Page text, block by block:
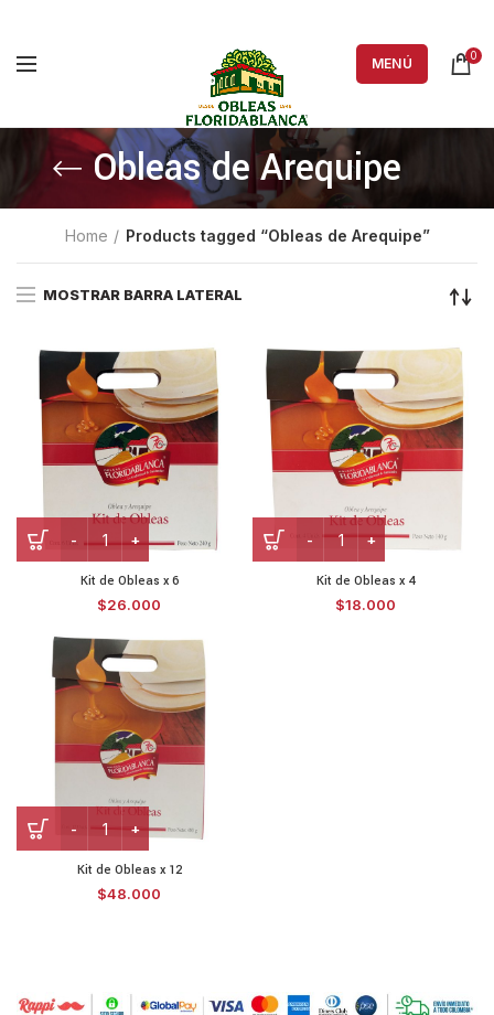
MENÚ 0
Obleas de Arequipe
Home Products tagged “Obleas de Arequipe”
MOSTRAR BARRA LATERAL
Kit de Obleas x 6
$26.000
Kit de Obleas x 4
$18.000
Kit de Obleas x 12
$48.000